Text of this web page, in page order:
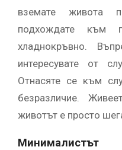
вземате живота
подхождате към
хладнокръвно.
интересувате от
Отнасяте се към
безразличие.
животът е просто
Минималистът